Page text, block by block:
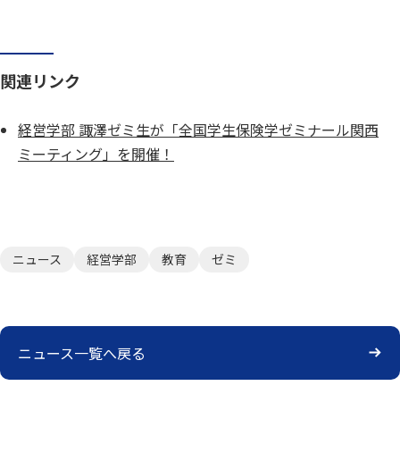
関連リンク
経営学部 諏澤ゼミ生が「全国学生保険学ゼミナール関西
ミーティング」を開催！
ニュース 経営学部 教育 ゼミ
ニュース一覧へ戻る